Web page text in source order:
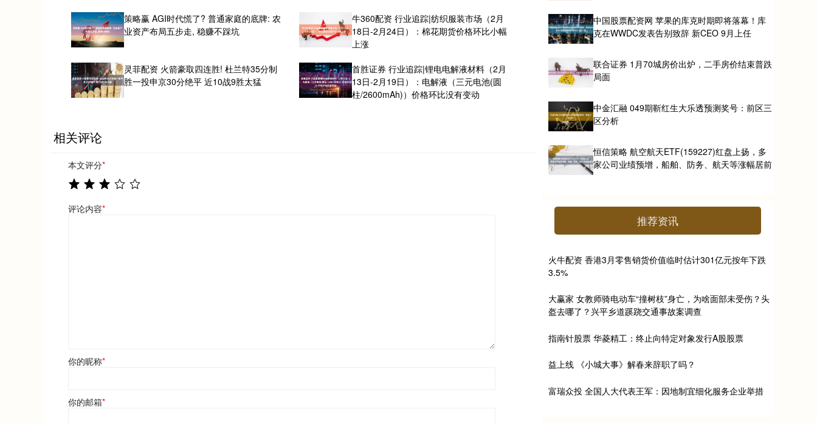
策略赢 AGI时代慌了? 普通家庭的底牌: 农
业资产布局五步走, 稳赚不踩坑
牛360配资 行业追踪|纺织服装市场（2月
18日-2月24日）：棉花期货价格环比小幅
上涨
灵菲配资 火箭豪取四连胜! 杜兰特35分制
胜一投申京30分绝平 近10战9胜太猛
首胜证券 行业追踪|锂电电解液材料（2月
13日-2月19日）：电解液（三元电池(圆
柱/2600mAh)）价格环比没有变动
相关评论
本文评分*
评论内容*
你的昵称*
你的邮箱*
中国股票配资网 苹果的库克时期即将落幕！库
克在WWDC发表告别致辞 新CEO 9月上任
联合证券 1月70城房价出炉，二手房价结束普跌
局面
中金汇融 049期靳红生大乐透预测奖号：前区三
区分析
恒信策略 航空航天ETF(159227)红盘上扬，多
家公司业绩预增，船舶、防务、航天等涨幅居前
推荐资讯
火牛配资 香港3月零售销货价值临时估计301亿元按年下跌
3.5%
大赢家 女教师骑电动车“撞树枝”身亡，为啥面部未受伤？头
盔去哪了？兴平乡道蹊跷交通事故案调查
指南针股票 华菱精工：终止向特定对象发行A股股票
益上线 《小城大事》解春来辞职了吗？
富瑞众投 全国人大代表王军：因地制宜细化服务企业举措